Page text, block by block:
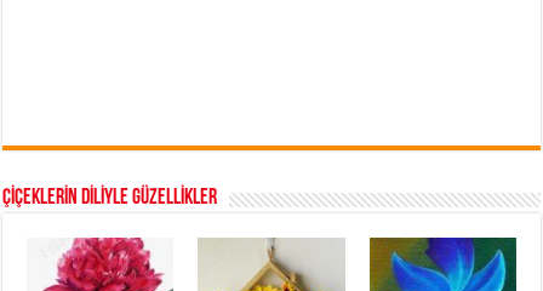
ÇİÇEKLERİN DİLİYLE GÜZELLİKLER